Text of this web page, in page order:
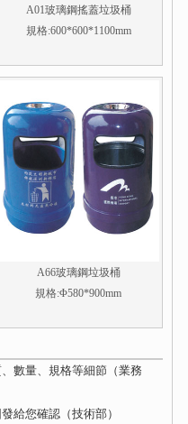
A01玻璃鋼搖蓋垃圾桶
規格:600*600*1100mm
A66玻璃鋼垃圾桶
規格:Φ580*900mm
數量、規格等細節（業務
給您確認（技術部）